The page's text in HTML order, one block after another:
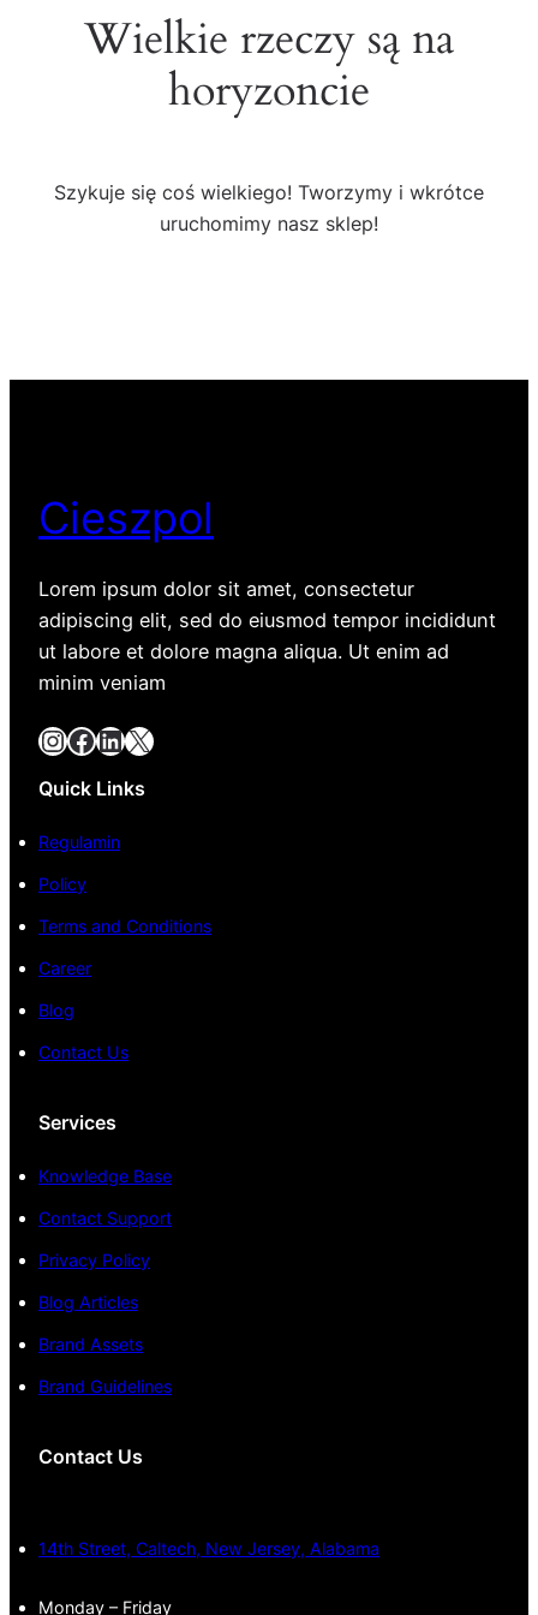
Wielkie rzeczy są na
horyzoncie
Szykuje się coś wielkiego! Tworzymy i wkrótce
uruchomimy nasz sklep!
Cieszpol
Lorem ipsum dolor sit amet, consectetur
adipiscing elit, sed do eiusmod tempor incididunt
ut labore et dolore magna aliqua. Ut enim ad
minim veniam
InstagramFacebook LinkedIn X
Quick Links
Regulamin
Policy
Terms and Conditions
Career
Blog
Contact Us
Services
Knowledge Base
Contact Support
Privacy Policy
Blog Articles
Brand Assets
Brand Guidelines
Contact Us
14th Street, Caltech, New Jersey, Alabama
Monday – Friday